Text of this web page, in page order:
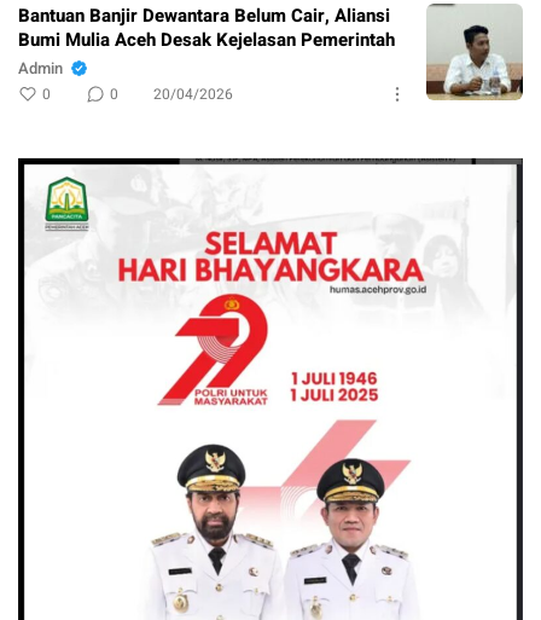
Bantuan Banjir Dewantara Belum Cair, Aliansi
Bumi Mulia Aceh Desak Kejelasan Pemerintah
Admin
0 0 20/04/2026